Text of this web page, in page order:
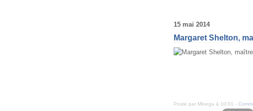
15 mai 2014
Margaret Shelton,
Posté par Minega à 10:01 -